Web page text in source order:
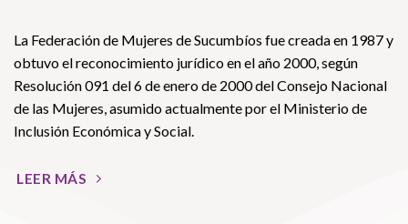
La Federación de Mujeres de Sucumbíos fue creada en 1987 y
obtuvo el reconocimiento jurídico en el año 2000, según
Resolución 091 del 6 de enero de 2000 del Consejo Nacional
de las Mujeres, asumido actualmente por el Ministerio de
Inclusión Económica y Social.
LEER MÁS